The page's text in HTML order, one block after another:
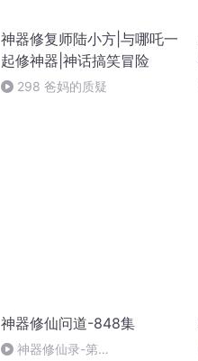
神器修复师陆小方|与哪吒一
起修神器|神话搞笑冒险
298 爸妈的质疑
神器修仙问道-848集
神器修仙录-第